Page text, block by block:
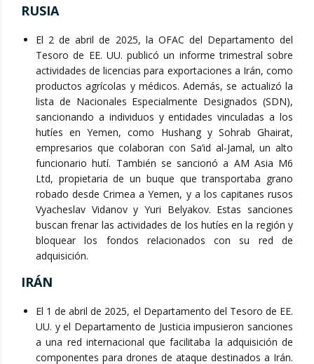
RUSIA
El 2 de abril de 2025, la OFAC del Departamento del
Tesoro de EE. UU. publicó un informe trimestral sobre
actividades de licencias para exportaciones a Irán, como
productos agrícolas y médicos. Además, se actualizó la
lista de Nacionales Especialmente Designados (SDN),
sancionando a individuos y entidades vinculadas a los
hutíes en Yemen, como Hushang y Sohrab Ghairat,
empresarios que colaboran con Sa’id al-Jamal, un alto
funcionario hutí. También se sancionó a AM Asia M6
Ltd, propietaria de un buque que transportaba grano
robado desde Crimea a Yemen, y a los capitanes rusos
Vyacheslav Vidanov y Yuri Belyakov. Estas sanciones
buscan frenar las actividades de los hutíes en la región y
bloquear los fondos relacionados con su red de
adquisición.
IRÁN
El 1 de abril de 2025, el Departamento del Tesoro de EE.
UU. y el Departamento de Justicia impusieron sanciones
a una red internacional que facilitaba la adquisición de
componentes para drones de ataque destinados a Irán.